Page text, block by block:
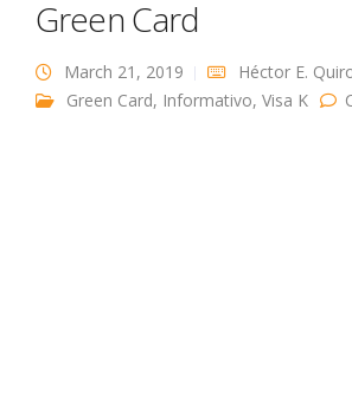
Green Card
March 21, 2019
Héctor E.
Green Card, Informativo, Visa K